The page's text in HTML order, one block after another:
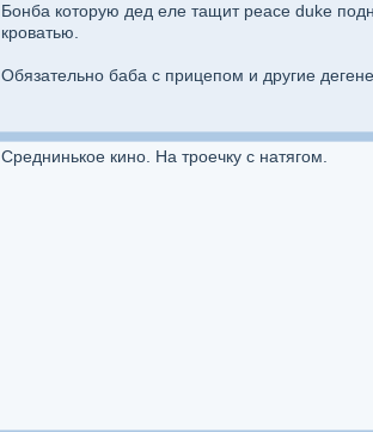
Бонба которую дед еле тащит peace duke
кроватью.
Обязательно баба с прицепом и другие
Среднинькое кино. На троечку с натягом.